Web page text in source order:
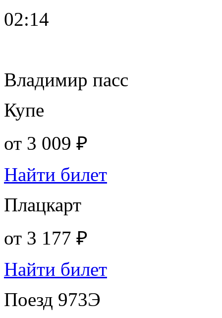
02:14
Владимир пасс
Купе
от 3 009 ₽
Найти билет
Плацкарт
от 3 177 ₽
Найти билет
Поезд 973Э